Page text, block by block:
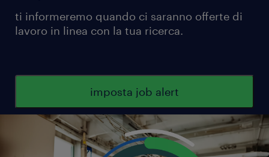
ti informeremo quando ci saranno offerte di
lavoro in linea con la tua ricerca.
imposta job alert